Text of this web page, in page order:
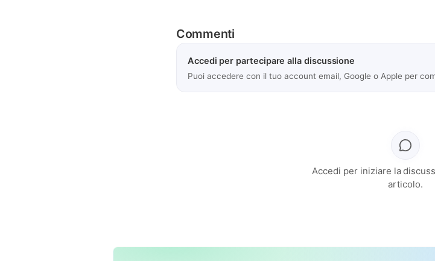
Commenti
Accedi per partecipare alla discussione
Puoi accedere con il tuo account email, Google o Apple per
Accedi per iniziare la
articolo.